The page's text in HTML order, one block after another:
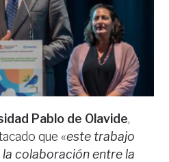
Pablo de Olavide,
que «este trabajo
colaboración entre la